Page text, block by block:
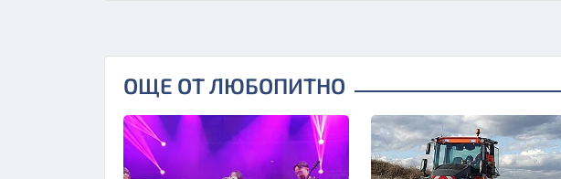
ОЩЕ ОТ ЛЮБОПИТНО